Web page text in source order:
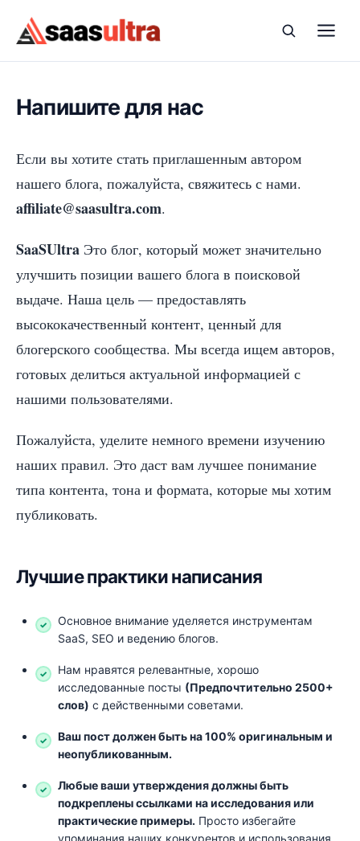
перейти к содержанию
Напишите для нас
Если вы хотите стать приглашенным автором
нашего блога, пожалуйста, свяжитесь с нами.
affiliate@saasultra.com.
SaaSUltra Это блог, который может значительно
улучшить позиции вашего блога в поисковой
выдаче. Наша цель — предоставлять
высококачественный контент, ценный для
блогерского сообщества. Мы всегда ищем авторов,
готовых делиться актуальной информацией с
нашими пользователями.
Пожалуйста, уделите немного времени изучению
наших правил. Это даст вам лучшее понимание
типа контента, тона и формата, которые мы хотим
публиковать.
Лучшие практики написания
Основное внимание уделяется инструментам
SaaS, SEO и ведению блогов.
Нам нравятся релевантные, хорошо
исследованные посты (Предпочтительно 2500+
слов) с действенными советами.
Ваш пост должен быть на 100% оригинальным и
неопубликованным.
Любые ваши утверждения должны быть
подкреплены ссылками на исследования или
практические примеры. Просто избегайте
упоминания наших конкурентов и использования